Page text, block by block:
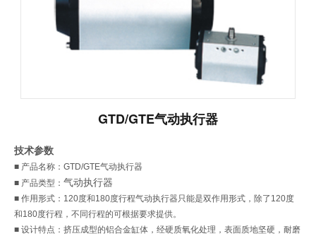
GTD/GTE气动执行器
技术参数
■ 产品名称：GTD/GTE气动执行器
■ 产品类型： 气动执行器
■ 作用形式：120度和180度行程气动执行器只能是双作用形式，除了120度
和180度行程，不同行程的可根据要求提供。
■ 设计特点：挤压成型的铝合金缸体，经硬质氧化处理，表面质地坚硬，耐磨